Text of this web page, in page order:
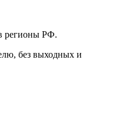
регионы РФ.
без выходных и